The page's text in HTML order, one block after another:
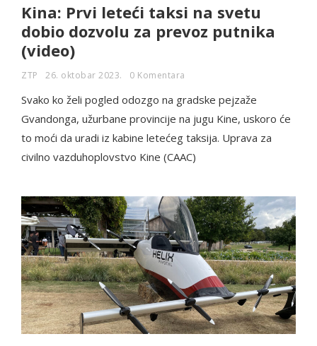
Kina: Prvi leteći taksi na svetu
dobio dozvolu za prevoz putnika
(video)
ZTP 26. oktobar 2023. 0 Komentara
Svako ko želi pogled odozgo na gradske pejzaže
Gvandonga, užurbane provincije na jugu Kine, uskoro će
to moći da uradi iz kabine letećeg taksija. Uprava za
civilno vazduhoplovstvo Kine (CAAC)